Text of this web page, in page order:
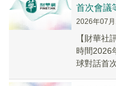
首次會議
2026年07
【財華社
時間2026
球對話首